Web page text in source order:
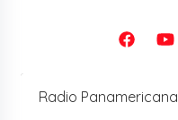
Radio Panamericana